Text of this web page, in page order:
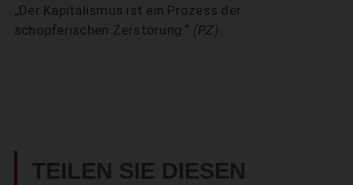
„Der Kapitalismus ist ein Prozess der
schöpferischen Zerstörung.“ (PZ)
TEILEN SIE DIESEN